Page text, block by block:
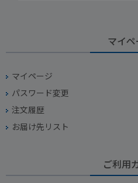
マイ
マイページ
パスワード変更
注文履歴
お届け先リスト
ご利用